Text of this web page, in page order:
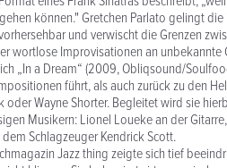
können." Gretchen Parlato gelingt
und verwischt die Grenzen
wortlose Improvisationen an unbekannte
„In a Dream“ (2009, Obliqsound/
führt, als auch zurück zu den
Wayne Shorter. Begleitet wird sie
Musikern: Lionel Loueke an der
Schlagzeuger Kendrick Scott.
Jazz thing zeigte sich tief